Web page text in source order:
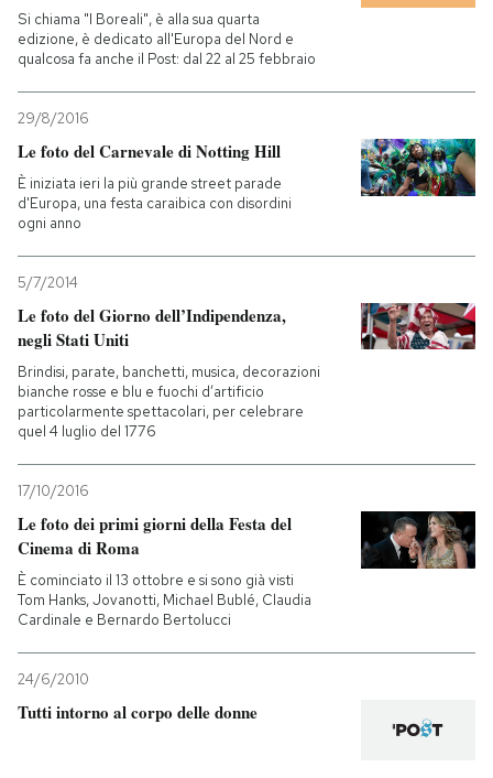
Si chiama "I Boreali", è alla sua quarta
edizione, è dedicato all'Europa del Nord e
qualcosa fa anche il Post: dal 22 al 25 febbraio
29/8/2016
Le foto del Carnevale di Notting Hill
È iniziata ieri la più grande street parade
d'Europa, una festa caraibica con disordini
ogni anno
5/7/2014
Le foto del Giorno dell’Indipendenza,
negli Stati Uniti
Brindisi, parate, banchetti, musica, decorazioni
bianche rosse e blu e fuochi d’artificio
particolarmente spettacolari, per celebrare
quel 4 luglio del 1776
17/10/2016
Le foto dei primi giorni della Festa del
Cinema di Roma
È cominciato il 13 ottobre e si sono già visti
Tom Hanks, Jovanotti, Michael Bublé, Claudia
Cardinale e Bernardo Bertolucci
24/6/2010
Tutti intorno al corpo delle donne